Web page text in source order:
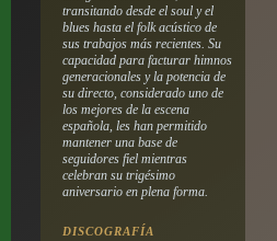
transitando desde el soul y el
blues hasta el folk acústico de
sus trabajos más recientes. Su
capacidad para facturar himnos
generacionales y la potencia de
su directo, considerado uno de
los mejores de la escena
española, les han permitido
mantener una base de
seguidores fiel mientras
celebran su trigésimo
aniversario en plena forma.
DISCOGRAFÍA